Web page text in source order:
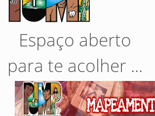
Espaço aberto
para te acolher ...